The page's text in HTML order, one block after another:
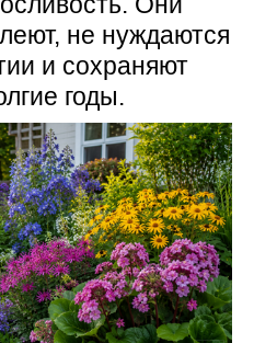
не нуждаются
и сохраняют
годы.